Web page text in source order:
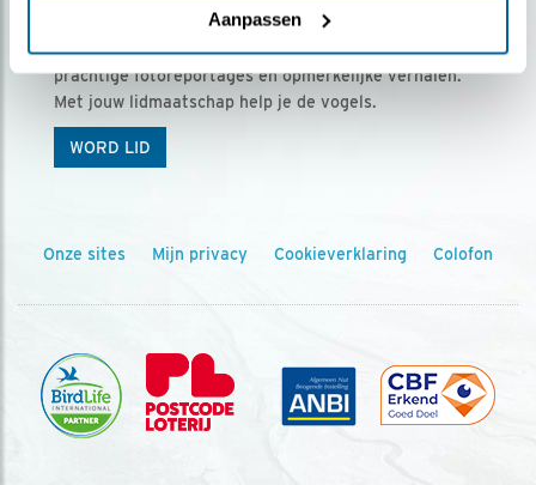
Aanpassen
Ontvang 5 x Vogels voor € 36,00 per jaar
Vogels is het tijdschrift voor onze leden, met
prachtige fotoreportages en opmerkelijke verhalen.
Met jouw lidmaatschap help je de vogels.
WORD LID
Onze sites Mijn privacy Cookieverklaring Colofon